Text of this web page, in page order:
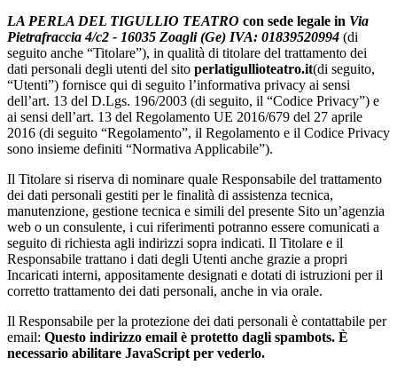
LA PERLA DEL TIGULLIO TEATRO con sede legale in Via
Pietrafraccia 4/c2 - 16035 Zoagli (Ge) IVA: 01839520994 (di
seguito anche “Titolare”), in qualità di titolare del trattamento dei
dati personali degli utenti del sito perlatigullioteatro.it(di seguito,
“Utenti”) fornisce qui di seguito l’informativa privacy ai sensi
dell’art. 13 del D.Lgs. 196/2003 (di seguito, il “Codice Privacy”) e
ai sensi dell’art. 13 del Regolamento UE 2016/679 del 27 aprile
2016 (di seguito “Regolamento”, il Regolamento e il Codice Privacy
sono insieme definiti “Normativa Applicabile”).
Il Titolare si riserva di nominare quale Responsabile del trattamento
dei dati personali gestiti per le finalità di assistenza tecnica,
manutenzione, gestione tecnica e simili del presente Sito un’agenzia
web o un consulente, i cui riferimenti potranno essere comunicati a
seguito di richiesta agli indirizzi sopra indicati. Il Titolare e il
Responsabile trattano i dati degli Utenti anche grazie a propri
Incaricati interni, appositamente designati e dotati di istruzioni per il
corretto trattamento dei dati personali, anche in via orale.
Il Responsabile per la protezione dei dati personali è contattabile per
email: Questo indirizzo email è protetto dagli spambots. È
necessario abilitare JavaScript per vederlo.